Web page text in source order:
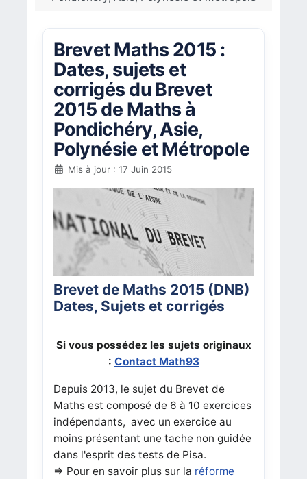
Brevet Maths 2015 :
Dates, sujets et
corrigés du Brevet
2015 de Maths à
Pondichéry, Asie,
Polynésie et Métropole
Mis à jour : 17 Juin 2015
Brevet de Maths 2015 (DNB)
Dates, Sujets et corrigés
Si vous possédez les sujets originaux
: Contact Math93
Depuis 2013, le sujet du Brevet de
Maths est composé de 6 à 10 exercices
indépendants, avec un exercice au
moins présentant une tache non guidée
dans l'esprit des tests de Pisa.
=> Pour en savoir plus sur la réforme